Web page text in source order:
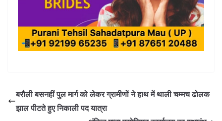
बरौली बसनहीं पुल मार्ग को लेकर ग्रामीणों ने हाथ में थाली चम्मच ढोलक
झाल पीटते हुए निकाली पद यात्रा